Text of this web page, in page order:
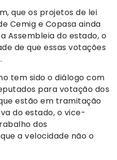
que os projetos de lei
Cemig e Copasa ainda
Assembleia do estado, o
de que essas votações
tem sido o diálogo com
para votação dos
estão em tramitação
do estado, o vice-
dos
a velocidade não o